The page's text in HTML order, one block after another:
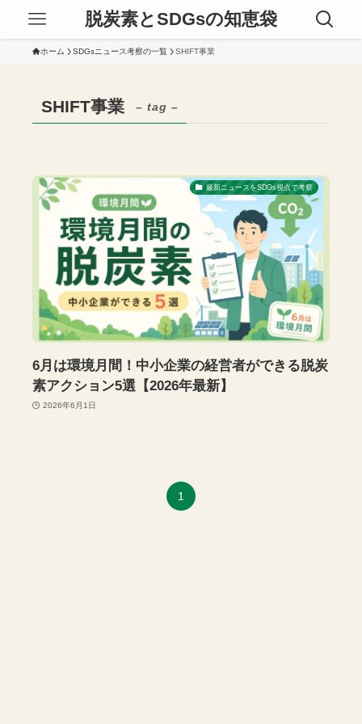
脱炭素とSDGsの知恵袋
ホーム SDGsニュース考察の一覧 SHIFT事業
SHIFT事業 – tag –
最新ニュースをSDGs視点で考察
6月は環境月間！中小企業の経営者ができる脱炭
素アクション5選【2026年最新】
2026年6月1日
1